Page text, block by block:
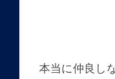
本当に仲良し